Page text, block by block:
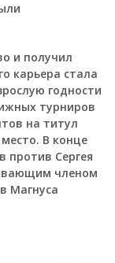
и получил
карьера стала
годности
турниров
на титул
В конце
против Сергея
членом
Магнуса